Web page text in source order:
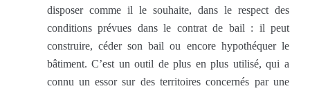
disposer comme il le souhaite, dans le respect des
conditions prévues dans le contrat de bail : il peut
construire, céder son bail ou encore hypothéquer le
bâtiment. C’est un outil de plus en plus utilisé, qui a
connu un essor sur des territoires concernés par une